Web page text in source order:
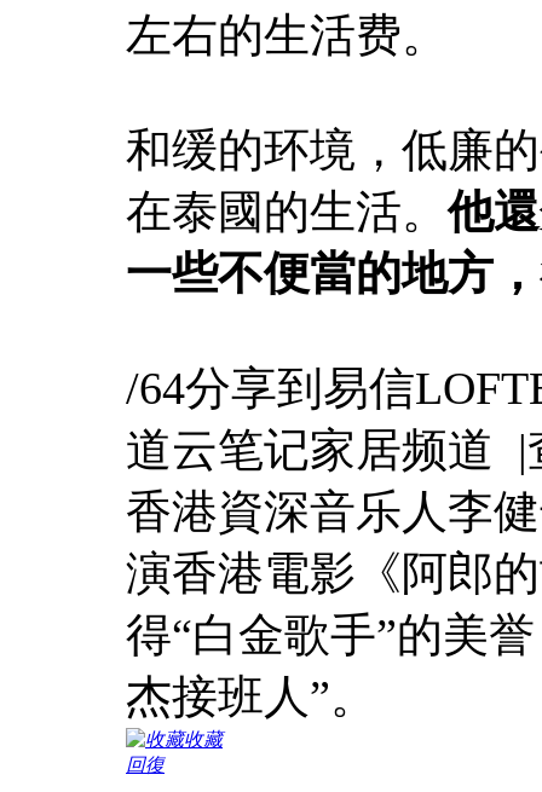
左右的生活费。
和缓的环境，低廉
在泰國的生活。他
一些不便當的地方
/64分享到易信
道云笔记家居频道
香港資深音乐人李
演香港電影《阿郎
得“白金歌手”的美
杰接班人”。
收藏
回復